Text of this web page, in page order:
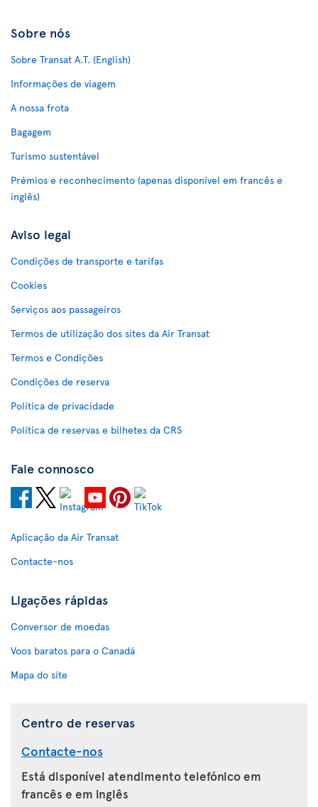
Sobre nós
Sobre Transat A.T. (English)
Informações de viagem
A nossa frota
Bagagem
Turismo sustentável
Prémios e reconhecimento (apenas disponível em francês e
inglês)
Aviso legal
Condições de transporte e tarifas
Cookies
Serviços aos passageiros
Termos de utilização dos sites da Air Transat
Termos e Condições
Condições de reserva
Política de privacidade
Política de reservas e bilhetes da CRS
Fale connosco
Aplicação da Air Transat
Contacte-nos
Ligações rápidas
Conversor de moedas
Voos baratos para o Canadá
Mapa do site
Centro de reservas
Contacte-nos
Está disponível atendimento telefónico em
francês e em inglês